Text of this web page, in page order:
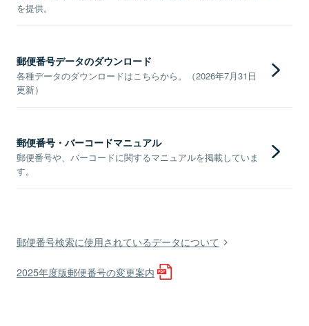
を提供。
郵便番号データのダウンロード
各種データのダウンロードはこちらから。（2026年7月31日
更新）
郵便番号・バーコードマニュアル
郵便番号や、バーコードに関するマニュアルを掲載していま
す。
郵便番号検索に使用されているデータについて
2025年度版郵便番号の変更案内